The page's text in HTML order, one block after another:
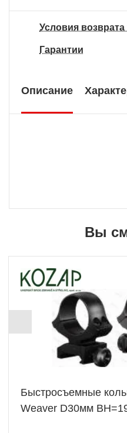
Условия возврата
Гарантии
Описание
Вы
Быстросъемные
Weaver D30мм